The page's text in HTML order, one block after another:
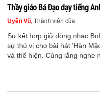
Thầy giáo Bá Đạo dạy tiếng
Uyên Vũ , Thành viên của
Sự kết hợp giữ dòng nhạc
sự thú vị cho bài hát 'Hàn
và thể hiện. Cùng lắng nghe